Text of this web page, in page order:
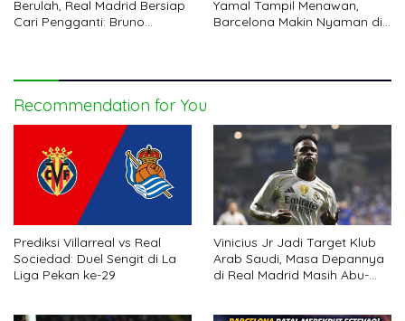
Berulah, Real Madrid Bersiap
Cari Pengganti: Bruno
Yamal Tampil Menawan,
Barcelona Makin Nyaman di
Recommendation for You
Prediksi Villarreal vs Real
Sociedad: Duel Sengit di La
Liga Pekan ke-29
Vinicius Jr Jadi Target Klub
Arab Saudi, Masa Depannya
di Real Madrid Masih Abu-